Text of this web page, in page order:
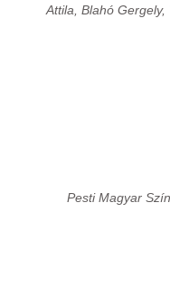
Attila, Blahó Gergely,
Pesti Magyar